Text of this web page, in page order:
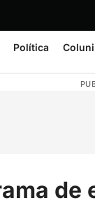
Política
de